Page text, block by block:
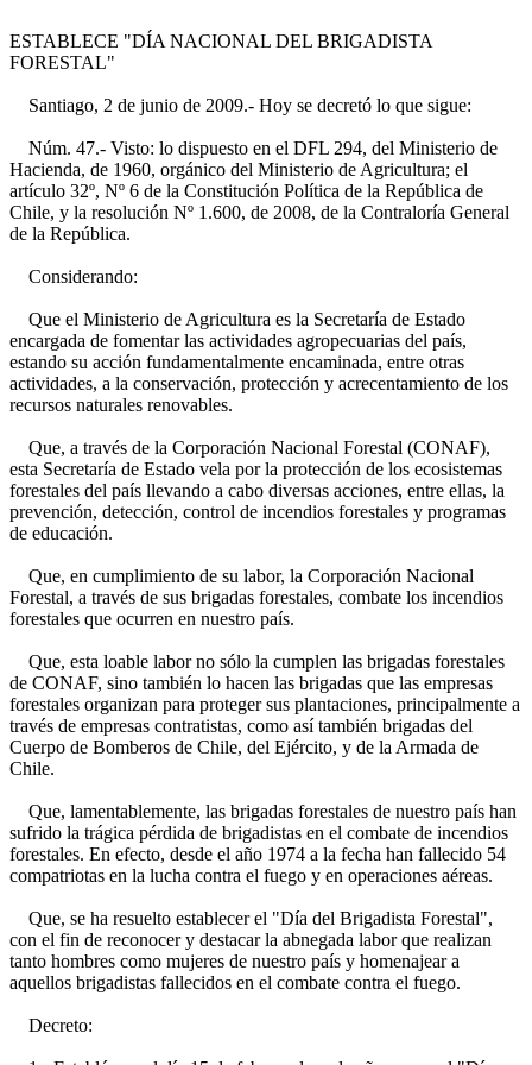
ESTABLECE "DÍA NACIONAL DEL BRIGADISTA
FORESTAL"
Santiago, 2 de junio de 2009.- Hoy se decretó lo que sigue:
Núm. 47.- Visto: lo dispuesto en el DFL 294, del Ministerio de
Hacienda, de 1960, orgánico del Ministerio de Agricultura; el
artículo 32º, Nº 6 de la Constitución Política de la República de
Chile, y la resolución Nº 1.600, de 2008, de la Contraloría General
de la República.
Considerando:
Que el Ministerio de Agricultura es la Secretaría de Estado
encargada de fomentar las actividades agropecuarias del país,
estando su acción fundamentalmente encaminada, entre otras
actividades, a la conservación, protección y acrecentamiento de los
recursos naturales renovables.
Que, a través de la Corporación Nacional Forestal (CONAF),
esta Secretaría de Estado vela por la protección de los ecosistemas
forestales del país llevando a cabo diversas acciones, entre ellas, la
prevención, detección, control de incendios forestales y programas
de educación.
Que, en cumplimiento de su labor, la Corporación Nacional
Forestal, a través de sus brigadas forestales, combate los incendios
forestales que ocurren en nuestro país.
Que, esta loable labor no sólo la cumplen las brigadas forestales
de CONAF, sino también lo hacen las brigadas que las empresas
forestales organizan para proteger sus plantaciones, principalmente a
través de empresas contratistas, como así también brigadas del
Cuerpo de Bomberos de Chile, del Ejército, y de la Armada de
Chile.
Que, lamentablemente, las brigadas forestales de nuestro país han
sufrido la trágica pérdida de brigadistas en el combate de incendios
forestales. En efecto, desde el año 1974 a la fecha han fallecido 54
compatriotas en la lucha contra el fuego y en operaciones aéreas.
Que, se ha resuelto establecer el "Día del Brigadista Forestal",
con el fin de reconocer y destacar la abnegada labor que realizan
tanto hombres como mujeres de nuestro país y homenajear a
aquellos brigadistas fallecidos en el combate contra el fuego.
Decreto: